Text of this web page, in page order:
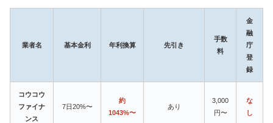
業者名 基本金利 年利換算 先引き
手数
料
金
融
庁
登
録
コウコウ
ファイナ
ンス
7日20%〜
約
1043%〜
あり
3,000
円〜
な
し